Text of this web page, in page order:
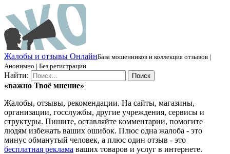
Жалобы и отзывы ОнлайнБаза мошенников и коллекция отзывов |
Анонимно | Без регистрации
Найти:
«важно Твоё мнение»
Жалобы, отзывы, рекомендации. На сайты, магазины,
организации, госслужбы, другие учреждения, сервисы и
структуры. Пишите, оставляйте комментарии, помогите
людям избежать ваших ошибок. Плюс одна жалоба - это
минус обманутый человек, а плюс один отзыв - это
бесплатная реклама ваших товаров и услуг в интернете.